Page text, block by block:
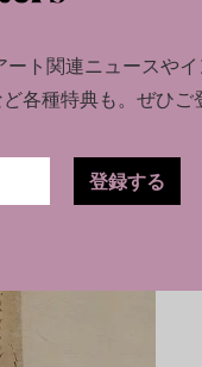
ート関連ニュースや
各種特典も。ぜひご
登録する